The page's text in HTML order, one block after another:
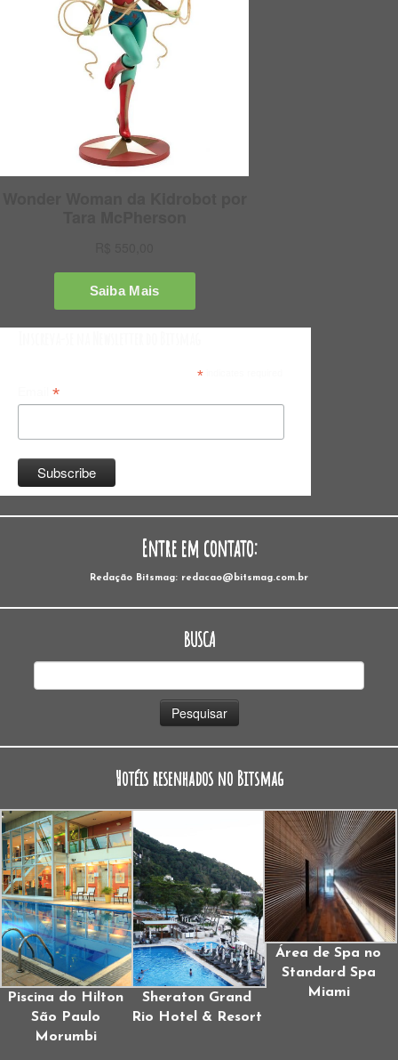
*indicates required
*
Entre em contato:
Redação Bitsmag: redacao@bitsmag.com.br
BUSCA
Hotéis resenhados no Bitsmag
Piscina do Hilton
São Paulo
Morumbi
Sheraton Grand
Rio Hotel & Resort
Área de Spa no
Standard Spa
Miami